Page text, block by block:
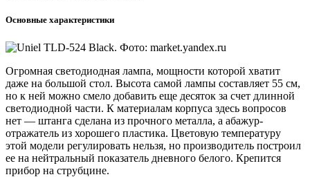
Основные характеристики
Огромная светодиодная лампа, мощности которой хватит
даже на большой стол. Высота самой лампы составляет 55 см,
но к ней можно смело добавить еще десяток за счет длинной
светодиодной части. К материалам корпуса здесь вопросов
нет — штанга сделана из прочного металла, а абажур-
отражатель из хорошего пластика. Цветовую температуру
этой модели регулировать нельзя, но производитель построил
ее на нейтральный показатель дневного белого. Крепится
прибор на струбцине.